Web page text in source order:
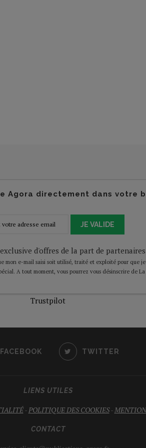
Agora directement dans votre
JE VALIDE
d'offres de la part de
mon e-mail saisi soit utilisé, traité et exploité pour que
A tout moment, vous pourrez vous désinscrire de
Trustpilot
FACEBOOK TWITTER
LIENS UTILES
-POLITIQUE DES COOKIES-
CONTACT